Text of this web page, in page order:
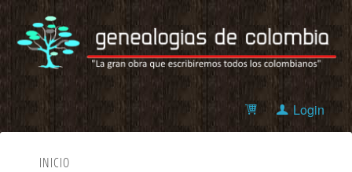
Login
INICIO